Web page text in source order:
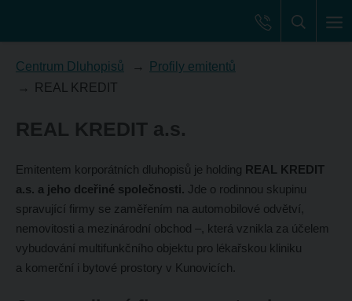
Centrum Dluhopisů
Profily emitentů
REAL KREDIT
REAL KREDIT a.s.
Emitentem korporátních dluhopisů je holding REAL KREDIT
a.s. a jeho dceřiné společnosti. Jde o rodinnou skupinu
spravující firmy se zaměřením na automobilové odvětví,
nemovitosti a mezinárodní obchod –, která vznikla za účelem
vybudování multifunkčního objektu pro lékařskou kliniku
a komerční i bytové prostory v Kunovicích.